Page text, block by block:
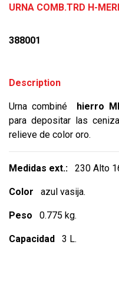
URNA COMB.TRD H-
388001
Description
Urna combiné hierro
para depositar las
relieve de color oro.
Medidas ext.: 230 Alto
Color azul vasija.
Peso 0.775 kg.
Capacidad 3 L.